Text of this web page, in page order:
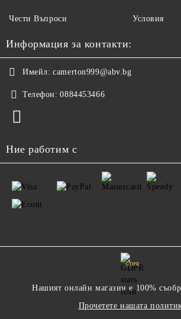
Чести Въпроси Условия
Информация за контакти:
Имейл: camerton999@abv.bg
Телефон: 0884453466
Ние работим с
GDPR
Нашият онлайн магазин е 100%
Прочетете нашата